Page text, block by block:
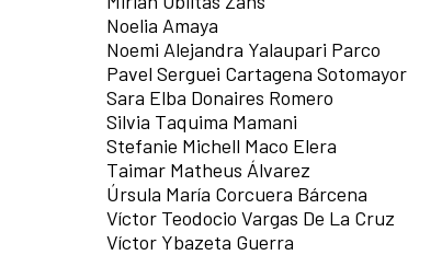
Noelia Amaya
Noemi Alejandra Yalaupari Parco
Pavel Serguei Cartagena Sotomayor
Sara Elba Donaires Romero
Silvia Taquima Mamani
Stefanie Michell Maco Elera
Taimar Matheus Álvarez
Úrsula María Corcuera Bárcena
Víctor Teodocio Vargas De La Cruz
Víctor Ybazeta Guerra